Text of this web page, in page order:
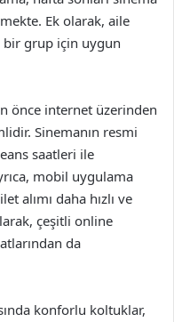
Ek olarak, aile
bir grup için uygun
önce internet üzerinden
Sinemanın resmi
saatleri ile
mobil uygulama
alımı daha hızlı ve
çeşitli online
da
konforlu koltuklar,